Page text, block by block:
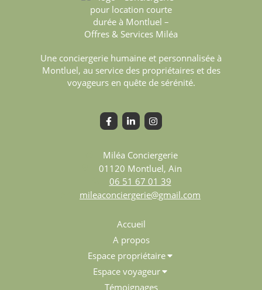
Une conciergerie humaine et personnalisée à
Montluel, au service des propriétaires et des
voyageurs en quête de sérénité.
Miléa Conciergerie
01120 Montluel, Ain
06 51 67 01 39
mileaconciergerie@gmail.com
Accueil
A propos
Espace propriétaire
Espace voyageur
Témoignages